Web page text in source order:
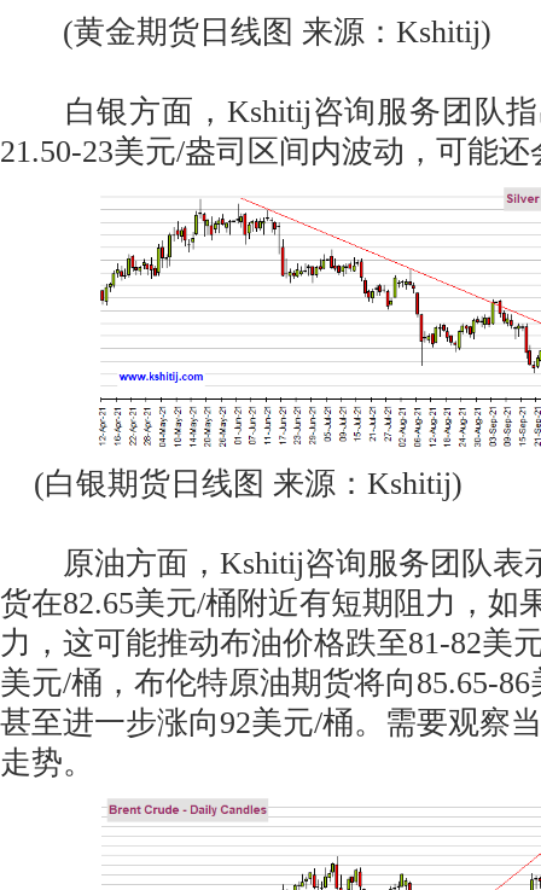
(黄金期货日线图 来源：Kshitij)
白银方面，Kshitij咨询服务团队指
21.50-23美元/盎司区间内波动，可能
(白银期货日线图 来源：Kshitij)
原油方面，Kshitij咨询服务团队表
货在82.65美元/桶附近有短期阻力，如
力，这可能推动布油价格跌至81-82美
美元/桶，布伦特原油期货将向85.65-
甚至进一步涨向92美元/桶。需要观察
走势。